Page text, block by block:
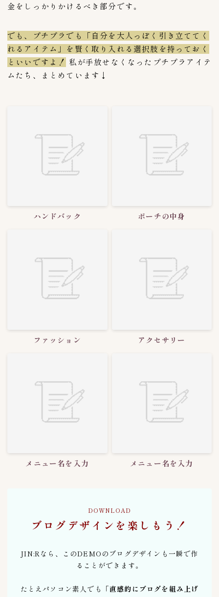
シルビキムチ
ドラジキムチ(桔梗) 1
ニラキムチ 1
ネギキムチ
ポッサムキムチ
梅干しキムチ
水キムチ 1
海鮮キムチ 3
胡瓜キムチ 5
韓国スーパー探訪 3
韓国バンチャン
金をしっかりかけるべき部分です。
でも、プチプラでも「自分を大人っぽく引き立ててく
れるアイテム」を賢く取り入れる選択肢を持っておく
といいですよ！ 私が手放せなくなったプチプラアイテ
ムたち、まとめています↓
ハンドバック ポーチの中身
ファッション アクセサリー
メニュー名を入力 メニュー名を入力
DOWNLOAD
ブログデザインを楽しもう！
JIN:Rなら、このDEMOのブログデザインも一瞬で作
ることができます。
たとえパソコン素人でも 「直感的にブログを組み上げ